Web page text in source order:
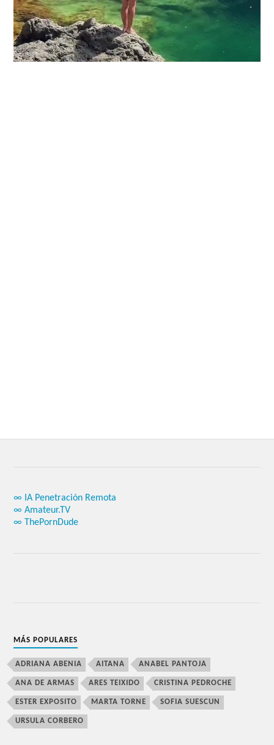
∞ IA Penetración Remota
∞ Amateur.TV
∞ ThePornDude
MÁS POPULARES
ADRIANA ABENIA AITANA ANABEL PANTOJA
ANA DE ARMAS ARES TEIXIDO CRISTINA PEDROCHE
ESTER EXPOSITO MARTA TORNE SOFIA SUESCUN
URSULA CORBERO